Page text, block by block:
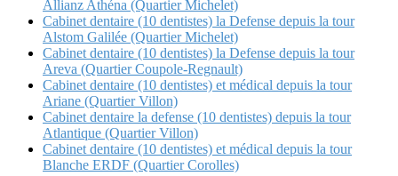
Allianz Athéna (Quartier Michelet)
Cabinet dentaire (10 dentistes) la Defense depuis la tour
Alstom Galilée (Quartier Michelet)
Cabinet dentaire (10 dentistes) la Defense depuis la tour
Areva (Quartier Coupole-Regnault)
Cabinet dentaire (10 dentistes) et médical depuis la tour
Ariane (Quartier Villon)
Cabinet dentaire la defense (10 dentistes) depuis la tour
Atlantique (Quartier Villon)
Cabinet dentaire (10 dentistes) et médical depuis la tour
Blanche ERDF (Quartier Corolles)